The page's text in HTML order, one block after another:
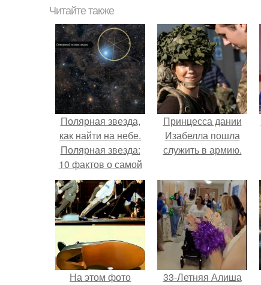
Читайте также
Полярная звезда,
как найти на небе.
Полярная звезда:
10 фактов о самой
известной звезде
ночного неба.
Принцесса дании
Изабелла пошла
служить в армию.
На этом фото
33-Летняя Алиша